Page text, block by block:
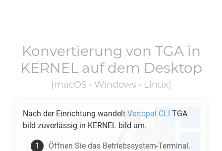
Konvertierung von TGAin
KERNELauf dem Desktop
(macOS • Windows • Linux)
Nach der Einrichtung wandelt Vertopal CLI TGA
bild zuverlässig in KERNEL bild um.
Öffnen Sie das Betriebssystem-Terminal.